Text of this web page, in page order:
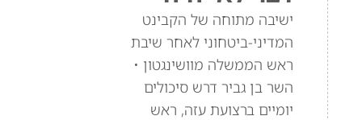
ישיבה מתוחה של הקבינט
המדיני-ביטחוני לאחר שיבת
ראש הממשלה מוושינגטון •
השר בן גביר דרש סיכולים
יומיים ברצועת עזה, ראש